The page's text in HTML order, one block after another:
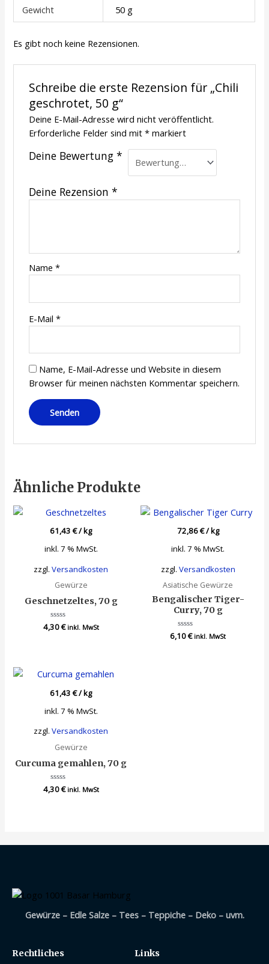
Gewicht 50 g
Es gibt noch keine Rezensionen.
Schreibe die erste Rezension für „Chili
geschrotet, 50 g“
Deine E-Mail-Adresse wird nicht veröffentlicht.
Erforderliche Felder sind mit *markiert
Deine Bewertung *
Deine Rezension *
Name *
E-Mail *
Name, E-Mail-Adresse und Website in diesem
Browser für meinen nächsten Kommentar speichern.
Ähnliche Produkte
61,43€/kg
inkl. 7 % MwSt.
zzgl.Versandkosten
Gewürze
Geschnetzeltes, 70 g
Bewertet
4,30€ inkl. MwSt
72,86€/kg
inkl. 7 % MwSt.
zzgl. Versandkosten
Asiatische Gewürze
Bengalischer Tiger-
Curry, 70 g
Bewertet
6,10€ inkl. MwSt
61,43€/kg
inkl. 7 % MwSt.
zzgl.Versandkosten
Gewürze
Curcuma gemahlen, 70 g
Bewertet
mit
4,30€ inkl. MwSt
Gewürze – Edle Salze – Tees – Teppiche – Deko – uvm.
Rechtliches Links